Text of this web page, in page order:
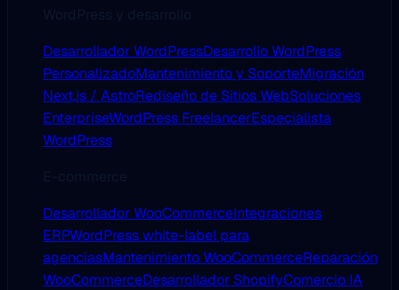
Desarrollador WordPressDesarrollo WordPress
PersonalizadoMantenimiento y SoporteMigración
Next.js / AstroRediseño de Sitios WebSoluciones
EnterpriseWordPress FreelancerEspecialista
WordPress
Desarrollador WooCommerceIntegraciones
ERPWordPress white-label para
agenciasMantenimiento WooCommerceReparación
WooCommerceDesarrollador ShopifyComercio IA